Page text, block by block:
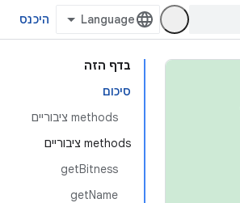
היכנס
בדף הזה
סיכום
‫methods ציבוריים
‫methods ציבוריים
getBitness
getName